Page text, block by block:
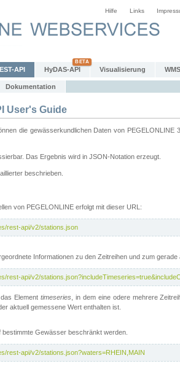
Hilfe Links
API HyDAS-API Visualisierung WMS
Dokumentation
User's Guide
die gewässerkundlichen Daten von
Das Ergebnis wird in JSON-Notation erzeugt.
beschrieben.
von PEGELONLINE erfolgt mit dieser URL:
rest-api/v2/stations.json
Informationen zu den Zeitreihen und zum
rest-api/v2/
das Elementtimeseries , in dem eine odere mehrere
aktuell gemessene Wert enthalten ist.
Gewässer beschränkt werden.
rest-api/v2/stations.json?waters=RHEIN,MAIN